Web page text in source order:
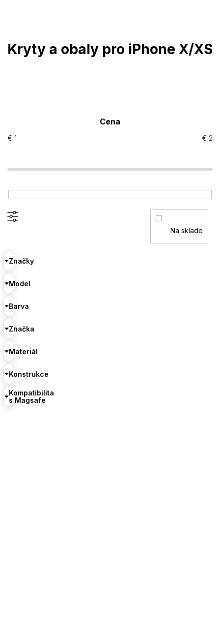
Kryty a obaly pro iPhone X/XS
Cena
€ 1 € 2
Na sklade
Značky
Model
Barva
Značka
Materiál
Konstrukce
Kompatibilita
s Magsafe